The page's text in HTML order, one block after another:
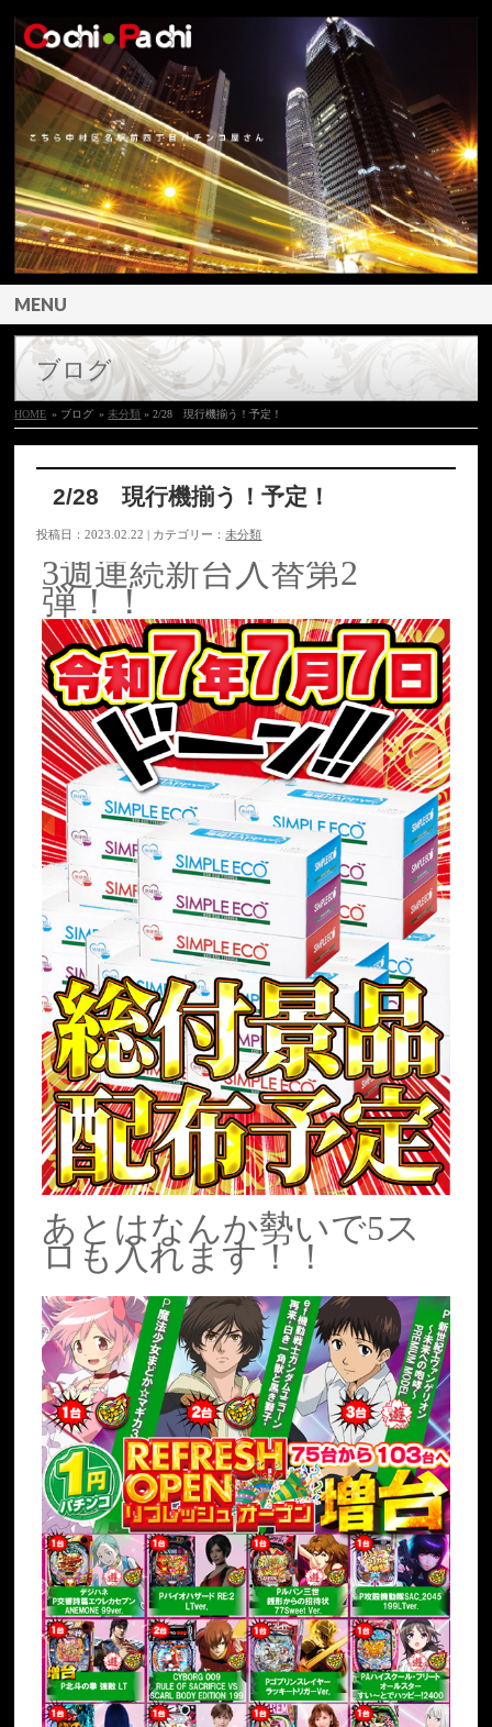
MENU
ブログ
HOME » ブログ »未分類 » 2/28 現行機揃う！予定！
2/28 現行機揃う！予定！
投稿日：2023.02.22 | カテゴリー：未分類
3週連続新台入替第2
弾！！
あとはなんか勢いで5ス
ロも入れます！！